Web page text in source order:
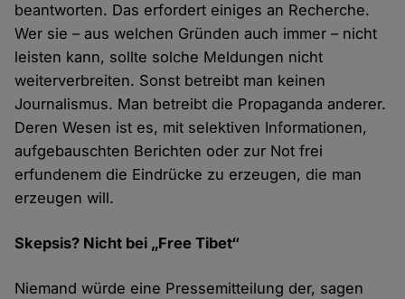
beantworten. Das erfordert einiges an Recherche.
Wer sie – aus welchen Gründen auch immer – nicht
leisten kann, sollte solche Meldungen nicht
weiterverbreiten. Sonst betreibt man keinen
Journalismus. Man betreibt die Propaganda anderer.
Deren Wesen ist es, mit selektiven Informationen,
aufgebauschten Berichten oder zur Not frei
erfundenem die Eindrücke zu erzeugen, die man
erzeugen will.
Skepsis? Nicht bei „Free Tibet“
Niemand würde eine Pressemitteilung der, sagen